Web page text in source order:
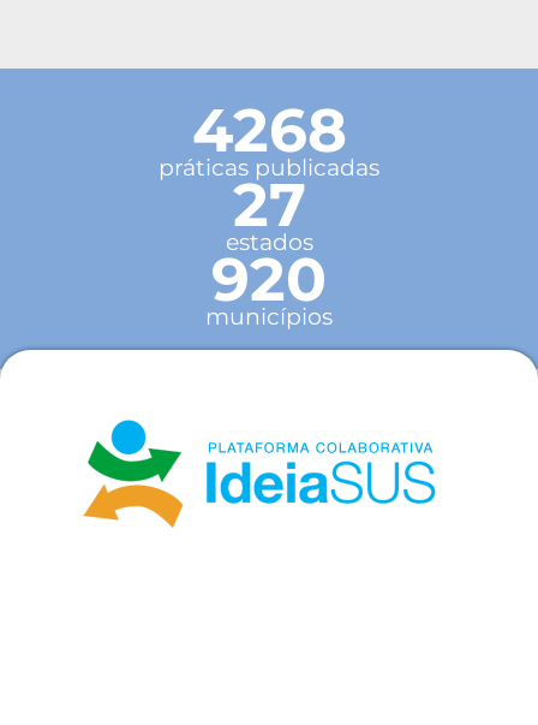
4268
práticas publicadas
27
estados
920
municípios